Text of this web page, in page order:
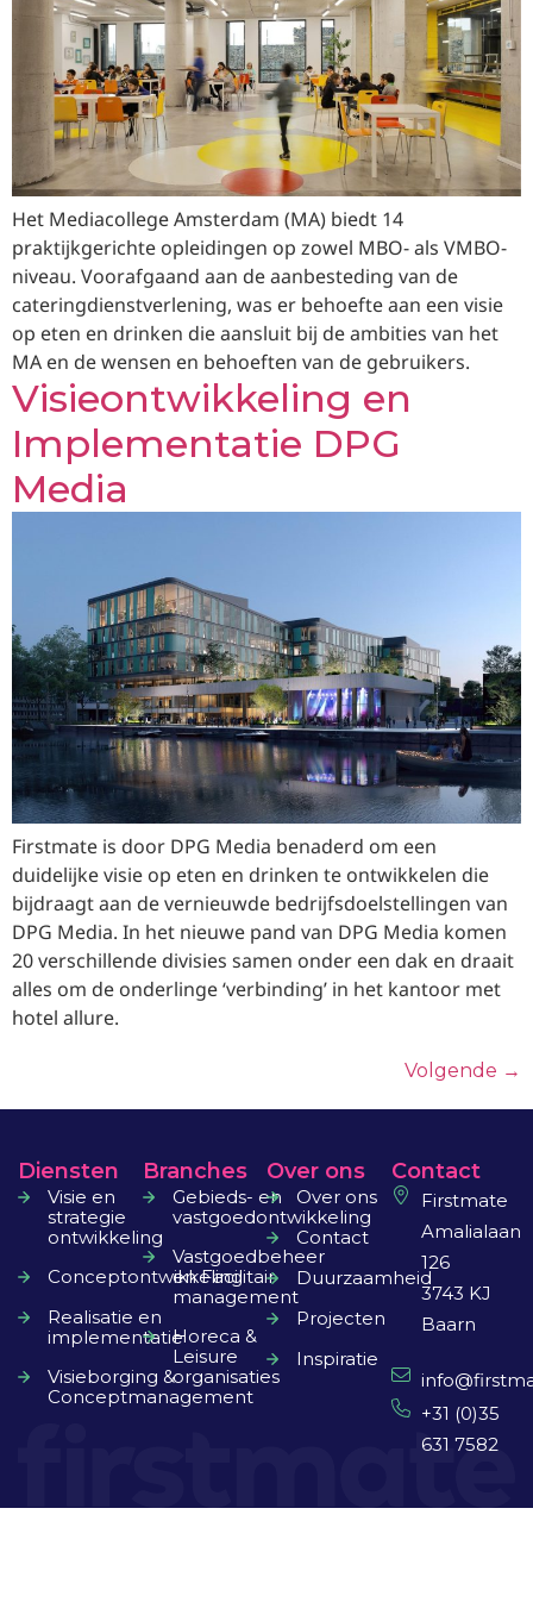
Het Mediacollege Amsterdam (MA) biedt 14
praktijkgerichte opleidingen op zowel MBO- als VMBO-
niveau. Voorafgaand aan de aanbesteding van de
cateringdienstverlening, was er behoefte aan een visie
op eten en drinken die aansluit bij de ambities van het
MA en de wensen en behoeften van de gebruikers.
Visieontwikkeling en
Implementatie DPG
Media
Firstmate is door DPG Media benaderd om een
duidelijke visie op eten en drinken te ontwikkelen die
bijdraagt aan de vernieuwde bedrijfsdoelstellingen van
DPG Media. In het nieuwe pand van DPG Media komen
20 verschillende divisies samen onder een dak en draait
alles om de onderlinge ‘verbinding’ in het kantoor met
hotel allure.
Volgende →
Diensten
Visie en
strategie
ontwikkeling
Conceptontwikkeling
Realisatie en
implementatie
Visieborging &
Conceptmanagement
Branches
Gebieds- en
vastgoedontwikkeling
Vastgoedbeheer
en Facilitair
management
Horeca &
Leisure
organisaties
Over ons
Over ons
Contact
Duurzaamheid
Projecten
Inspiratie
Contact
Firstmate
Amalialaan
126
3743 KJ
Baarn
+31 (0)35
631 7582